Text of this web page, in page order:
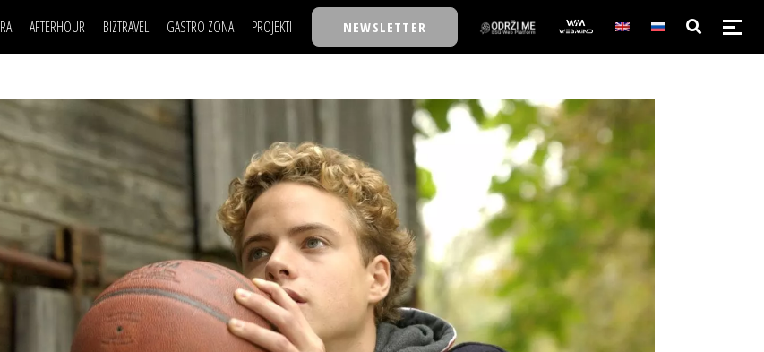
(HR)
MOJ UGAO
HOW
AFTERHOUR
KNJIGE
AUTO SVET
STIL
WELLBEING
BIZTRAVEL GASTRO ZONA PROJEKTI
30 ISPOD 30
BACK TO OFFICE/SCHOOL
BIZBENDOVI
BIZKOLEGIJUM
BMW BIZNIS LIGA
BIZLIFE WEEK
IZJAVA GODINE
NEWSLETTER
UGAO
KNOW-HOW
FILM I SCENA
AUTO SVET
WELLBEING
NAJKOLEGA
30 ISPOD 30
BACK TO OFFICE/SCHOOL
BIZBENDOVI
BIZKOLEGIJUM
BMW BIZNIS LIGA
BIZLIFE WEEK
IZJAVA GODINE